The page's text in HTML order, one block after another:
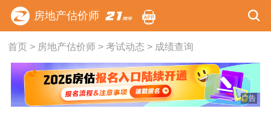
房地产估价师
首页> 房地产估价师> 考试动态 > 成绩查询
广告